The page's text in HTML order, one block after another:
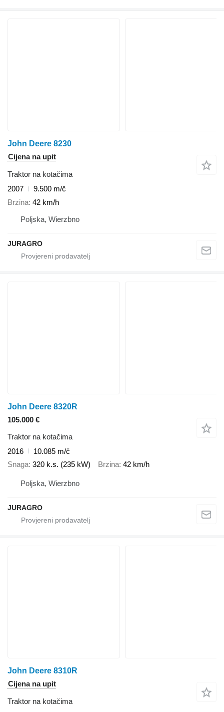
John Deere 8230
Cijena na upit
Traktor na kotačima
2007
9.500 m/č
Brzina 42 km/h
Poljska, Wierzbno
JURAGRO
John Deere 8320R
105.000 €
Traktor na kotačima
2016
10.085 m/č
Snaga 320 k.s. (235 kW) Brzina 42 km/h
Poljska, Wierzbno
JURAGRO
John Deere 8310R
Cijena na upit
Traktor na kotačima